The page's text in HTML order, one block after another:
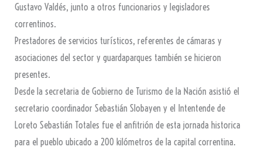
Gustavo Valdés, junto a otros funcionarios y legisladores
correntinos.
Prestadores de servicios turísticos, referentes de cámaras y
asociaciones del sector y guardaparques también se hicieron
presentes.
Desde la secretaria de Gobierno de Turismo de la Nación asistió el
secretario coordinador Sebastián Slobayen y el Intentende de
Loreto Sebastián Totales fue el anfitrión de esta jornada historica
para el pueblo ubicado a 200 kilómetros de la capital correntina.